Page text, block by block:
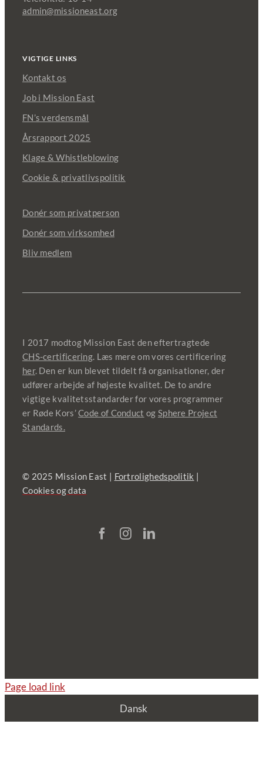
admin@missioneast.org
VIGTIGE LINKS
Kontakt os
Job i Mission East
FN’s verdensmål
Årsrapport 2025
Klage & Whistleblowing
Cookie & privatlivspolitik
Donér som privatperson
Donér som virksomhed
Bliv medlem
I 2017 modtog Mission East den eftertragtede
CHS-certificering. Læs mere om vores certificering
her. Den er kun blevet tildelt få organisationer, der
udfører arbejde af højeste kvalitet. De to andre
vigtige kvalitetsstandarder for vores programmer
er Røde Kors’Code of Conduct og Sphere Project
Standards.
© 2025 Mission East | Fortrolighedspolitik
Cookies og data
Page load link
Dansk